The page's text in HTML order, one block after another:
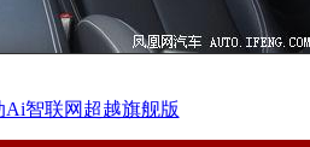
Ai智联网超越旗舰版